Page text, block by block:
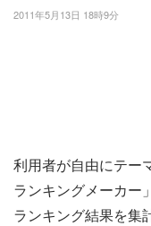
2011年5月13日 18時9分
利用者が自由にテー
ランキングメーカー
ランキング結果を集